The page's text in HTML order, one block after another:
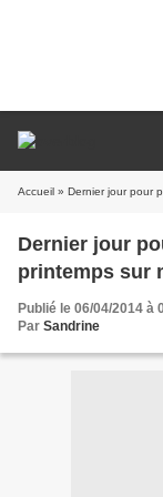
Accueil » Dernier jour pour
Dernier jour
printemps sur
Publié le 06/04/2014 à
Par Sandrine